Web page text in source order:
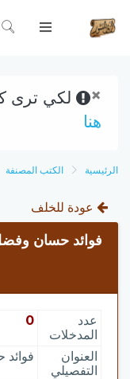
× لكي ترى
هنا
الرئيسية الكتب المصنفة
عودة للخلف
فوائد حسان
عدد
المدخلات
0
العنوان
التفصيلي